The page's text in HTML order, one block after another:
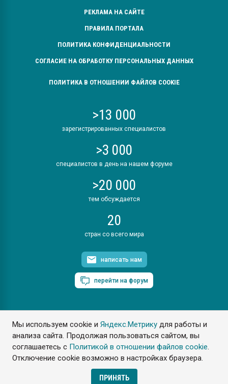
Мы используем cookie иЯндекс.Метрику для работы и
анализа сайта. Продолжая пользоваться сайтом, вы
соглашаетесь с Политикой в отношении файлов cookie.
Отключение cookie возможно в настройках браузера.
ПРИНЯТЬ
РЕКЛАМА НА САЙТЕ
ПРАВИЛА ПОРТАЛА
ПОЛИТИКА КОНФИДЕНЦИАЛЬНОСТИ
СОГЛАСИЕ НА ОБРАБОТКУ ПЕРСОНАЛЬНЫХ ДАННЫХ
ПОЛИТИКА В ОТНОШЕНИИ ФАЙЛОВ COOKIE
>13 000
зарегистрированных специалистов
>3 000
специалистов в день на нашем форуме
>20 000
тем обсуждается
20
стран со всего мира
написать нам
перейти на форум
ПластЭксперт © 2006. Все права защищены
Разрешается копирование материалов сайта с обязательной
ссылкой на www.e-plastic.ru
Разработка сайта